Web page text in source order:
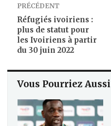
PRÉCÉDENT
Réfugiés ivoiriens :
plus de statut pour
les Ivoiriens à partir
du 30 juin 2022
Vous Pourriez